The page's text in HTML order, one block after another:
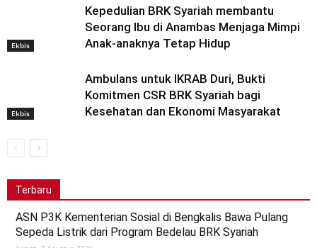
Ekbis
Kepedulian BRK Syariah membantu
Seorang Ibu di Anambas Menjaga Mimpi
Anak-anaknya Tetap Hidup
Ekbis
Ambulans untuk IKRAB Duri, Bukti
Komitmen CSR BRK Syariah bagi
Kesehatan dan Ekonomi Masyarakat
Terbaru
ASN P3K Kementerian Sosial di Bengkalis Bawa Pulang
Sepeda Listrik dari Program Bedelau BRK Syariah